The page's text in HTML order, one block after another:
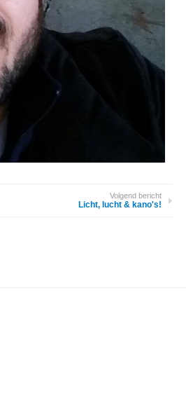
Volgend bericht
Licht, lucht & kano's!